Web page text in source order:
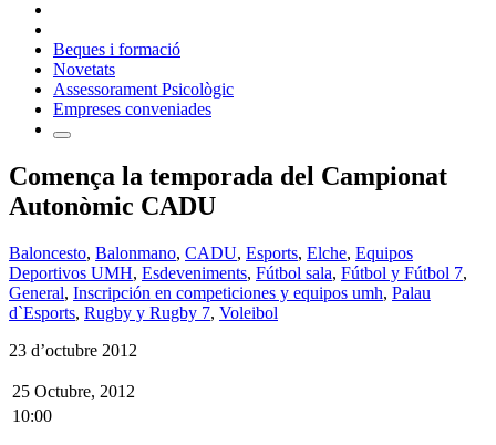
Beques i formació
Novetats
Assessorament Psicològic
Empreses conveniades
Comença la temporada del Campionat
Autonòmic CADU
Baloncesto, Balonmano, CADU, Esports, Elche, Equipos
Deportivos UMH, Esdeveniments, Fútbol sala, Fútbol y Fútbol 7,
General, Inscripción en competiciones y equipos umh, Palau
d`Esports, Rugby y Rugby 7, Voleibol
23 d’octubre 2012
25 Octubre, 2012
10:00